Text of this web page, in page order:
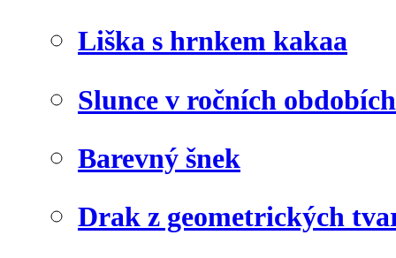
Liška s hrnkem kakaa
Slunce v ročních obdobích
Barevný šnek
Drak z geometrických